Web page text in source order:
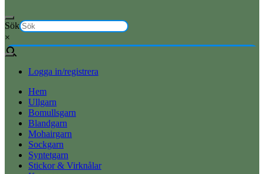
Sök
×
Logga in/registrera
Hem
Ullgarn
Bomullsgarn
Blandgarn
Mohairgarn
Sockgarn
Syntetgarn
Stickor & Virknålar